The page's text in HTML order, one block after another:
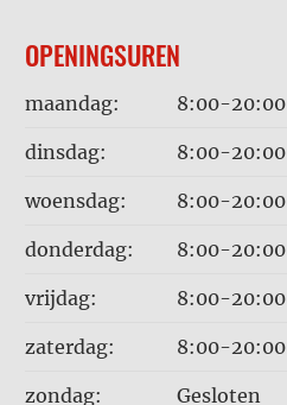
OPENINGSUREN
Dag
Time
maandag: 8:00-20:00
dinsdag: 8:00-20:00
woensdag: 8:00-20:00
donderdag: 8:00-20:00
vrijdag: 8:00-20:00
zaterdag: 8:00-20:00
zondag: Gesloten